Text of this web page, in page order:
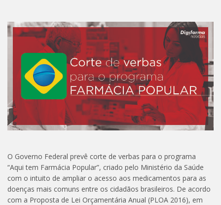
O Governo Federal prevê corte de verbas para o programa
“Aqui tem Farmácia Popular”, criado pelo Ministério da Saúde
com o intuito de ampliar o acesso aos medicamentos para as
doenças mais comuns entre os cidadãos brasileiros. De acordo
com a Proposta de Lei Orçamentária Anual (PLOA 2016), em